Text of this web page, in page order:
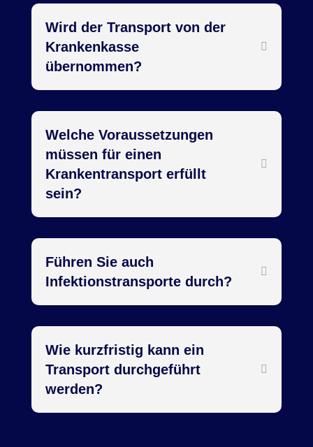
Wird der Transport von der
Krankenkasse
übernommen?
Welche Voraussetzungen
müssen für einen
Krankentransport erfüllt
sein?
Führen Sie auch
Infektionstransporte durch?
Wie kurzfristig kann ein
Transport durchgeführt
werden?